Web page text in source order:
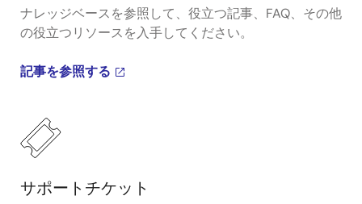
ナレッジベースを参照して、役立つ記事、FAQ、その他
の役立つリソースを入手してください。
記事を参照する
サポートチケット